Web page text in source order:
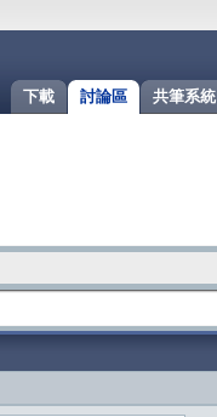
共筆系統
討論區
下載